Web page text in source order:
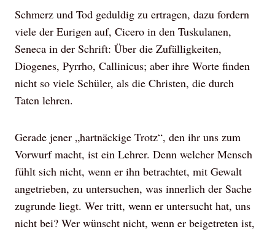
Schmerz und Tod geduldig zu ertragen, dazu fordern
viele der Eurigen auf, Cicero in den Tuskulanen,
Seneca in der Schrift: Über die Zufälligkeiten,
Diogenes, Pyrrho, Callinicus; aber ihre Worte finden
nicht so viele Schüler, als die Christen, die durch
Taten lehren.
Gerade jener „hartnäckige Trotz“, den ihr uns zum
Vorwurf macht, ist ein Lehrer. Denn welcher Mensch
fühlt sich nicht, wenn er ihn betrachtet, mit Gewalt
angetrieben, zu untersuchen, was innerlich der Sache
zugrunde liegt. Wer tritt, wenn er untersucht hat, uns
nicht bei? Wer wünscht nicht, wenn er beigetreten ist,